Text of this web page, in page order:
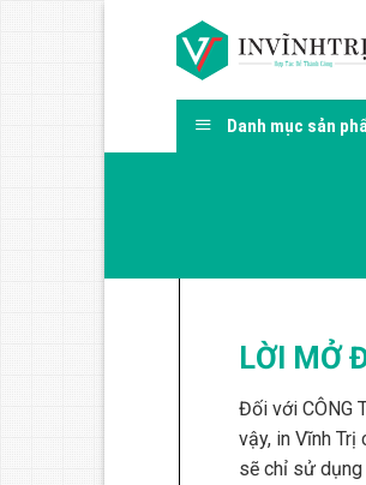
Danh mục sản
LỜI MỞ
Đối với CÔNG
vậy, in Vĩnh
sẽ chỉ sử